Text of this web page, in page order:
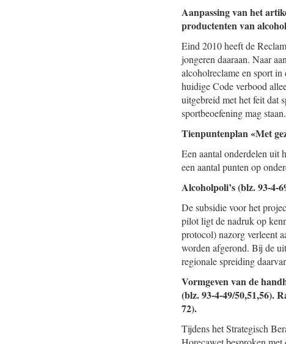
Aanpassing van het
productenten van
Eind 2010 heeft de
jongeren daaraan. Naar
alcoholreclame en sport
huidige Code verbood
uitgebreid met het feit dat
sportbeoefening mag staan.
Tienpuntenplan «Met
Een aantal onderdelen uit
een aantal punten op
Alcoholpoli’s (blz. 93-4-
De subsidie voor het
pilot ligt de nadruk op
protocol) nazorg verleent
worden afgerond. Bij de
regionale spreiding
Vormgeven van de
(blz. 93-4-49/50,51,56).
72).
Tijdens het Strategisch